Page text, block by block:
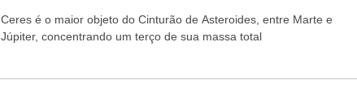
Ceres é o maior objeto do Cinturão de Asteroides, entre Marte e
Júpiter, concentrando um terço de sua massa total